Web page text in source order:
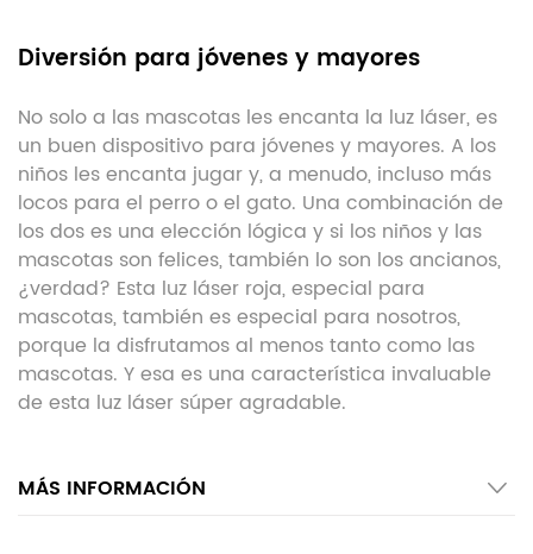
Diversión para jóvenes y mayores
No solo a las mascotas les encanta la luz láser, es
un buen dispositivo para jóvenes y mayores. A los
niños les encanta jugar y, a menudo, incluso más
locos para el perro o el gato. Una combinación de
los dos es una elección lógica y si los niños y las
mascotas son felices, también lo son los ancianos,
¿verdad? Esta luz láser roja, especial para
mascotas, también es especial para nosotros,
porque la disfrutamos al menos tanto como las
mascotas. Y esa es una característica invaluable
de esta luz láser súper agradable.
MÁS INFORMACIÓN